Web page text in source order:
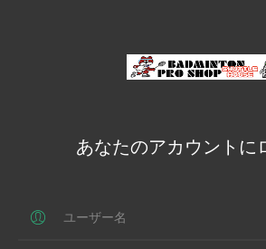
あなたのアカウントに